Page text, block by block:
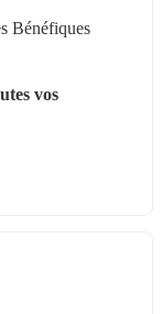
Bénéfiques
vos